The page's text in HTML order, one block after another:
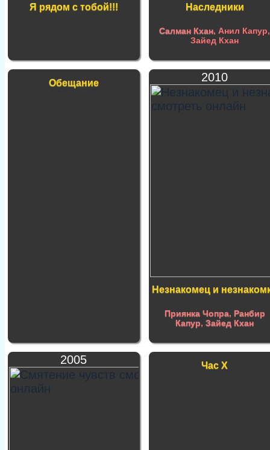
Я рядом с тобой!!! Наследники
Салман Кхан, Анил Капур,
Зайед Кхан
Обещание 2010
Незнакомец и
Приянка Чопра, Ранбир
Капур,Зайед Кхан
2005 Час Х